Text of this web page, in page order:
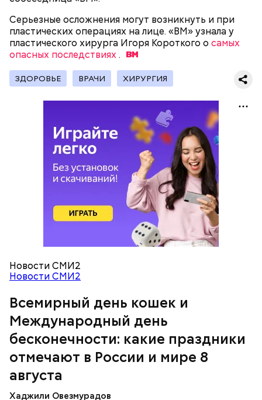
Серьезные осложнения могут возникнуть и при
пластических операциях на лице. «ВМ» узнала у
пластического хирурга Игоря Короткого о самых
опасных последствиях.
ЗДОРОВЬЕ ВРАЧИ ХИРУРГИЯ
Новости СМИ2
Новости СМИ2
Всемирный день кошек и
Международный день
бесконечности: какие праздники
отмечают в России и мире 8
августа
Хаджили Овезмурадов
Международный день бесконечности
Международный день бесконечности придумал
американский философ Жан-Пьер Ади Феньо в
бесконечности, то и дата была выбрана «08.08». В
этот праздник организуются тематические лекции
по математике и философии, а также проводят
выставки на тему бесконечности.
День малины со сливками
День малины со сливками отмечается в США в
честь вкусового сочетания этой ягоды со сливками.
В этот праздник люди едят не только малину со
сливками, но и другие десерты на основе этих
двух ингредиентов. Их можно купить в магазине
или сделать самостоятельно вместе со своими
родными и близкими.
кабачок;
растительное масло;
помидоры черри либо грунтовые.
— Кабачки нужно натереть длинными слайсами
(это можно сделать на специальной терке),
похожими на спагетти, и уложить в противень.
Дальше нужно добавить немного растительного
масла, соль, а сверху бросить хаотично
порезанную брынзу. Затем добавляются помидоры
черри или грунтовые, — рассказал шеф-повар.